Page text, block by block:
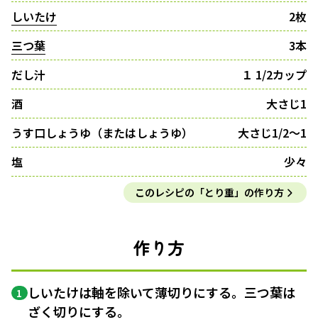
しいたけ
2枚
三つ葉
3本
だし汁
１ 1/2カップ
酒
大さじ1
うす口しょうゆ（またはしょうゆ）
大さじ1/2～1
塩
少々
このレシピの「とり重」の作り方
作り方
1 しいたけは軸を除いて薄切りにする。三つ葉は
ざく切りにする。